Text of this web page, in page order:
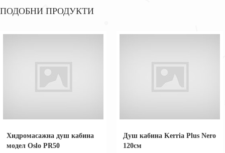
ПОДОБНИ ПРОДУКТИ
Хидромасажна душ кабина
модел Oslo PR50
Душ кабина Kerria Plus Nero
120см